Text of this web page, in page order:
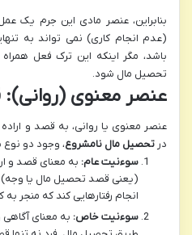
بنابراین، عنصر مادی این جرم یک
(عدم انجام کاری) نمی تواند به
باشد، مگر اینکه این ترک فعل
تحصیل مال شود.
عنصر معنوی
عنصر معنوی یا روانی، به قصد و اراده
در تحصیل مال نامشروع، وجود دو
سوءنیت عام: به معنای قصد و
(یعنی قصد تحصیل مال یا وجه).
انجام رفتارهایی کند که منجر
سوءنیت خاص: به معنای